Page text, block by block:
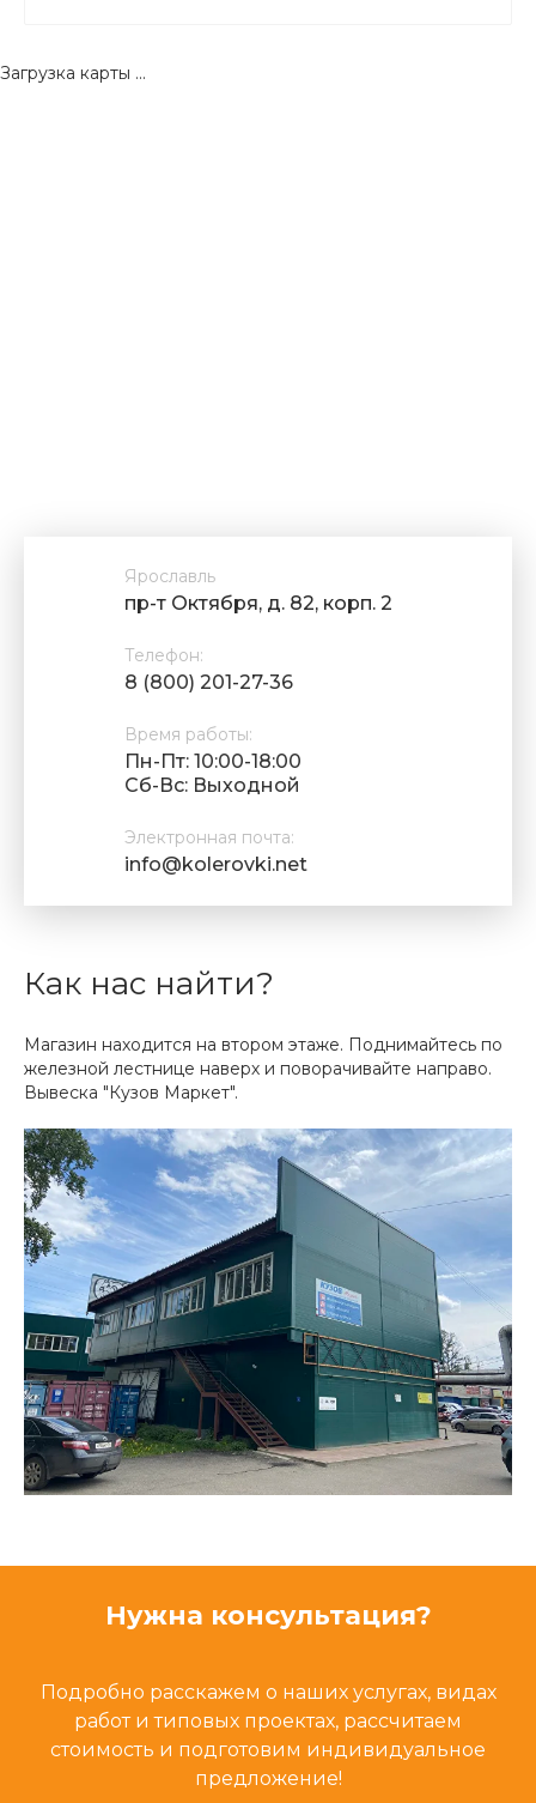
Загрузка карты ...
Ярославль
пр-т Октября, д. 82, корп. 2
Телефон:
8 (800) 201-27-36
Время работы:
Пн-Пт: 10:00-18:00
Cб-Вс: Выходной
Электронная почта:
info@kolerovki.net
Как нас найти?
Магазин находится на втором этаже. Поднимайтесь по
железной лестнице наверх и поворачивайте направо.
Вывеска "Кузов Маркет".
Нужна консультация?
Подробно расскажем о наших услугах, видах
работ и типовых проектах, рассчитаем
стоимость и подготовим индивидуальное
предложение!